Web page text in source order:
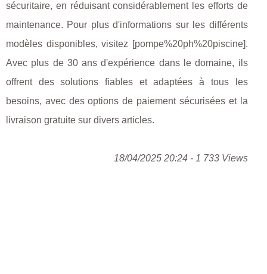
sécuritaire, en réduisant considérablement les efforts de
maintenance. Pour plus d'informations sur les différents
modèles disponibles, visitez [pompe%20ph%20piscine].
Avec plus de 30 ans d'expérience dans le domaine, ils
offrent des solutions fiables et adaptées à tous les
besoins, avec des options de paiement sécurisées et la
livraison gratuite sur divers articles.
18/04/2025 20:24 - 1 733 Views